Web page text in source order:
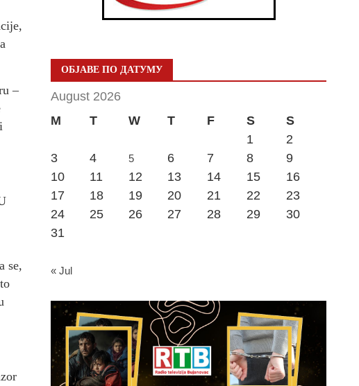
–
se,
ОБЈАВЕ ПО ДАТУМУ
August 2026
M
T W T F S
S
1
2
3
4 5 6 7 8
9
10
11 12 13 14 15
16
17
18 19 20 21 22
23
24
25 26 27 28 29
30
31
« Jul